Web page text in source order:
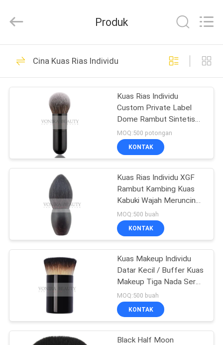
RUMAH
PRODUK
TENTANG
TUR
KONTROL
KUALITAS
SITEMAP
PRIVACY
POLICY
Reserved.
Kuas Rias Mewah
99
Kuas Makeup
Berkualitas Tinggi
142
Private Label
Makeup Brushes
167
Produk
Cina Kuas Rias Individu
Kuas Rias Individu
Custom Private Label
Dome Rambut Sintetis
Lembut Atau Rambut
Natrual
MOQ:500 potongan
KONTAK
Kuas Rias Individu XGF
Rambut Kambing Kuas
Kabuki Wajah Meruncing
Dengan Gagang Ebony
Alami
MOQ:500 buah
KONTAK
Kuas Makeup Individu
Datar Kecil / Buffer Kuas
Makeup Tiga Nada Serat
Lembut dan Fleksibel
MOQ:500 buah
KONTAK
Black Half Moon